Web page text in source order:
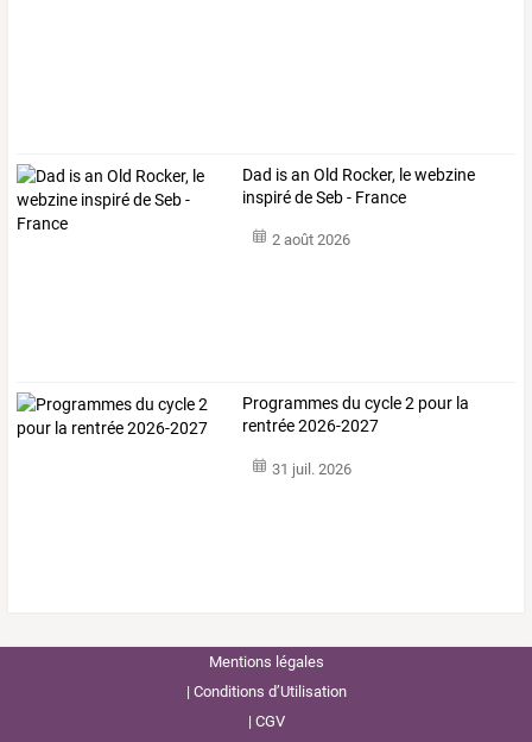
Dad is an Old Rocker, le webzine
inspiré de Seb - France
2 août 2026
Programmes du cycle 2 pour la
rentrée 2026-2027
31 juil. 2026
Mentions légales
Conditions d’Utilisation
CGV